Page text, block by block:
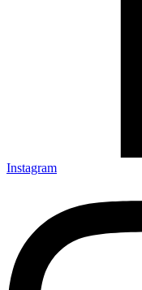
Instagram